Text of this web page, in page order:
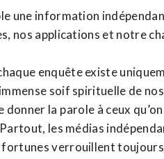
une information
nos applications et notre
enquête existe
soif spirituelle de
donner la parole à ceux
les médias
verrouillent